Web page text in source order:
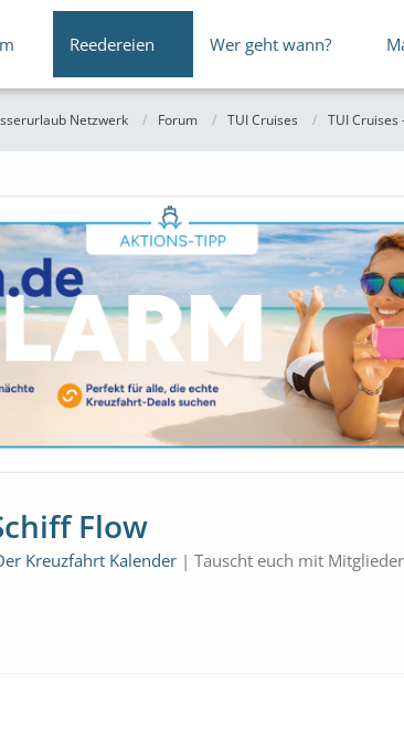
Reedereien Wer geht wann?
Netzwerk Forum TUI Cruises TUI Cruises
Flow
Kreuzfahrt Kalender | Tauscht euch mit